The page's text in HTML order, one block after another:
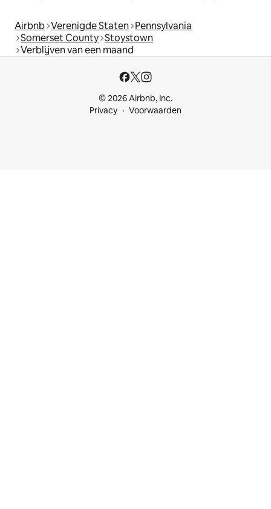
Airbnb Verenigde Staten Pennsylvania
Somerset County Stoystown
Verblijven van een maand
© 2026 Airbnb, Inc.
Privacy
Voorwaarden